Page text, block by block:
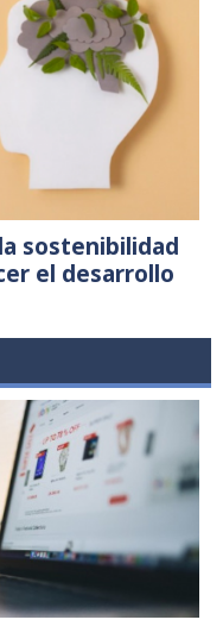
sostenibilidad
el desarrollo